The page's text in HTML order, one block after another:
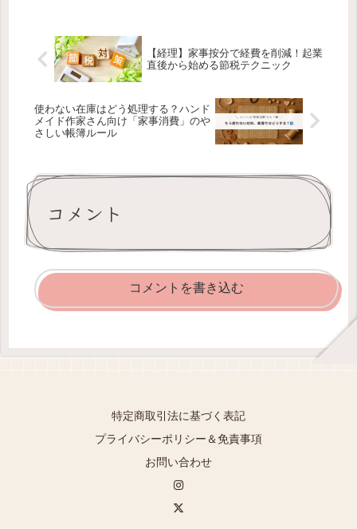
【経理】家事按分で経費を削減！起業
直後から始める節税テクニック
使わない在庫はどう処理する？ハンド
メイド作家さん向け「家事消費」のや
さしい帳簿ルール
コメント
コメントを書き込む
特定商取引法に基づく表記
プライバシーポリシー＆免責事項
お問い合わせ